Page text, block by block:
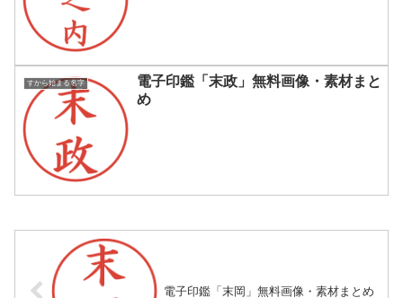
すから始まる名字
電子印鑑「末政」無料画像・素材まと
め
電子印鑑「末岡」無料画像・素材まとめ